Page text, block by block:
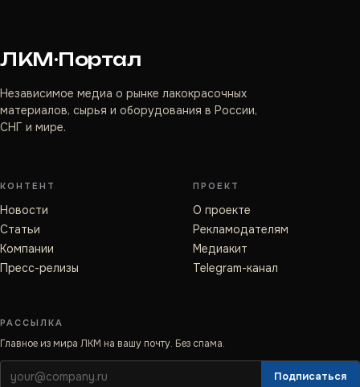
ЛКМ·Портал
Независимое медиа о рынке лакокрасочных
материалов, сырья и оборудования в России,
СНГ и мире.
КОНТЕНТ
Новости
Статьи
Компании
Пресс-релизы
ПРОЕКТ
О проекте
Рекламодателям
Медиакит
Telegram-канал
РАССЫЛКА
Главное из мира ЛКМ на вашу почту. Без спама.
Подписаться